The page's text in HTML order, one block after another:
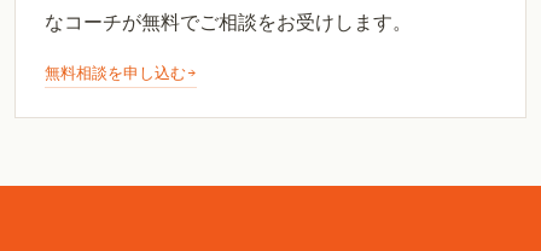
なコーチが無料でご相談をお受けします。
無料相談を申し込む